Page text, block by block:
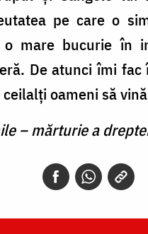
pe care o
mare bucurie în
De atunci îmi
oameni să
– mărturie a